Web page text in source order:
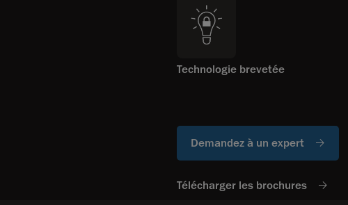
Technologie brevetée
Demandez à un expert
Télécharger les brochures